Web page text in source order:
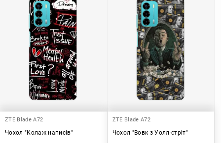
ZTE Blade A72
Чохол "Колаж написів"
ZTE Blade A72
Чохол "Вовк з Уолл-стріт"